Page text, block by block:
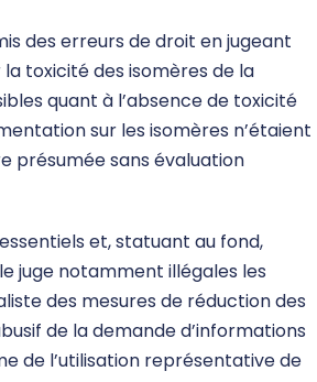
des erreurs de droit en jugeant
toxicité des isomères de la
quant à l’absence de toxicité
sur les isomères n’étaient
présumée sans évaluation
et, statuant au fond,
juge notamment illégales les
des mesures de réduction des
de la demande d’informations
de l’utilisation représentative de